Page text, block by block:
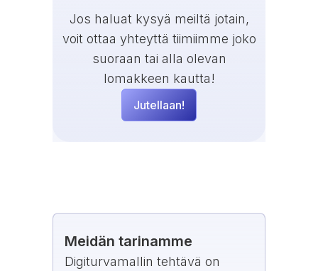
Jos haluat kysyä meiltä jotain,
voit ottaa yhteyttä tiimiimme joko
suoraan tai alla olevan
lomakkeen kautta!
Jutellaan!
Meidän tarinamme
Digiturvamallin tehtävä on